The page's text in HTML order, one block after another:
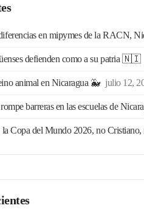
en mipymes de la RACN,
defienden como a su patria 🇳🇮
animal en Nicaragua 🐳 julio 12,
barreras en las escuelas de
la Copa del Mundo 2026, no